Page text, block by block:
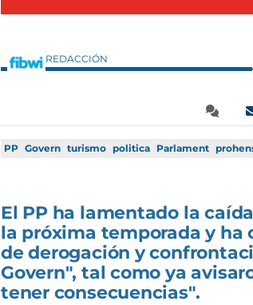
REDACCIÓN
PP Govern turismo politica Parlament
El PP ha lamentado la
la próxima temporada y ha
de derogación y
Govern", tal como ya
tener consecuencias".